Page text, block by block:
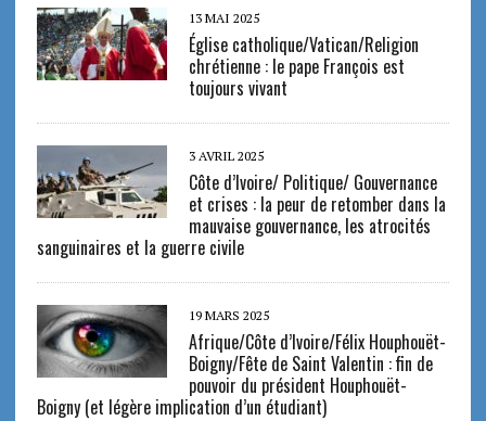
13 MAI 2025
Église catholique/Vatican/Religion
chrétienne : le pape François est
toujours vivant
3 AVRIL 2025
Côte d’Ivoire/ Politique/ Gouvernance
et crises : la peur de retomber dans la
mauvaise gouvernance, les atrocités
sanguinaires et la guerre civile
19 MARS 2025
Afrique/Côte d’Ivoire/Félix Houphouët-
Boigny/Fête de Saint Valentin : fin de
pouvoir du président Houphouët-
Boigny (et légère implication d’un étudiant)